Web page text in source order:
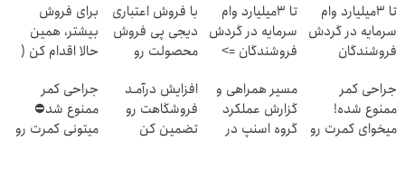
تا 3میلیارد وام
سرمایه در گردش
فروشندگان
تا 3میلیارد وام
سرمایه در گردش
فروشندگان =>
ثبت کن
با فروش اعتباری
دیجی پی فروش
محصولت رو
برای فروش
بیشتر، همین
حالا اقدام کن (
جراحی کمر
ممنوع شده!
میخوای کمرت رو
مسیر همراهی و
گزارش عملکرد
گروه اسنپ در
افزایش درآمـد
فروشگاهت رو
تضمین کن
جراحی کمر
ممنوع شد⛔
میتونی کمرت رو